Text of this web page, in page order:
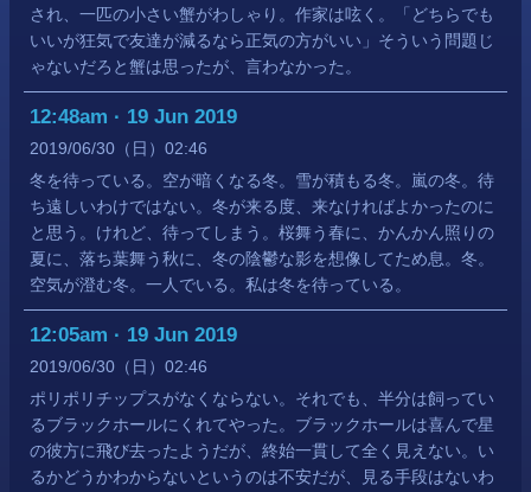
され、一匹の小さい蟹がわしゃり。作家は呟く。「どちらでも
いいが狂気で友達が減るなら正気の方がいい」そういう問題じ
ゃないだろと蟹は思ったが、言わなかった。
12:48am · 19 Jun 2019
2019 06 30 （日） 02:46
冬を待っている。空が暗くなる冬。雪が積もる冬。嵐の冬。待
ち遠しいわけではない。冬が来る度、来なければよかったのに
と思う。けれど、待ってしまう。桜舞う春に、かんかん照りの
夏に、落ち葉舞う秋に、冬の陰鬱な影を想像してため息。冬。
空気が澄む冬。一人でいる。私は冬を待っている。
12:05am · 19 Jun 2019
2019 06 30 （日） 02:46
ポリポリチップスがなくならない。それでも、半分は飼ってい
るブラックホールにくれてやった。ブラックホールは喜んで星
の彼方に飛び去ったようだが、終始一貫して全く見えない。い
るかどうかわからないというのは不安だが、見る手段はないわ